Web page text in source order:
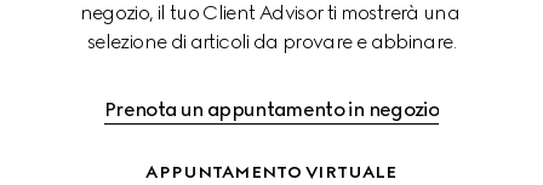
negozio, il tuo Client Advisor ti mostrerà una
selezione di articoli da provare e abbinare.
Prenota un appuntamento in negozio
APPUNTAMENTO VIRTUALE